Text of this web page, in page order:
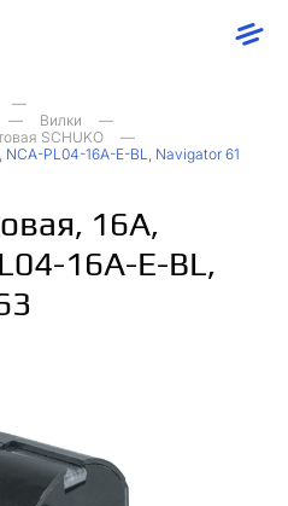
Вилки
SCHUKO
NCA-PL04-16A-E-BL, Navigator 61
16А,
16A-E-BL,